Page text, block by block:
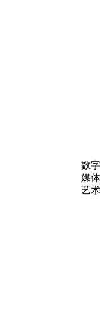
数字
媒体
艺术